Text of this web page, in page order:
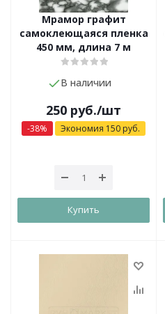
Мрамор графит
самоклеющаяся пленка
450 мм, длина 7 м
В наличии
250 руб./шт
-38% Экономия 150 руб.
Купить